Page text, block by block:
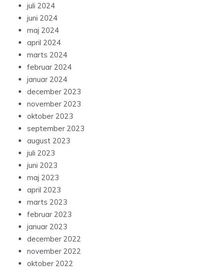
juli 2024
juni 2024
maj 2024
april 2024
marts 2024
februar 2024
januar 2024
december 2023
november 2023
oktober 2023
september 2023
august 2023
juli 2023
juni 2023
maj 2023
april 2023
marts 2023
februar 2023
januar 2023
december 2022
november 2022
oktober 2022